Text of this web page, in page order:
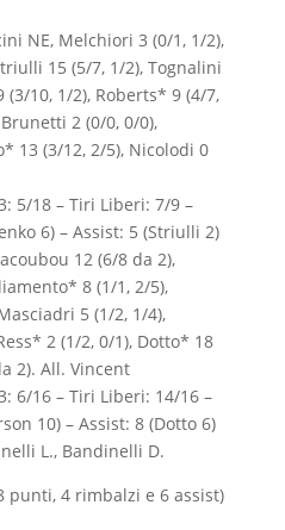
NE, Melchiori 3 (0/1, 1/2),
15 (5/7, 1/2), Tognalini
10, 1/2), Roberts* 9 (4/7,
2 (0/0, 0/0),
13 (3/12, 2/5), Nicolodi 0
5/18 – Tiri Liberi: 7/9 –
6) – Assist: 5 (Striulli 2)
12 (6/8 da 2),
8 (1/1, 2/5),
5 (1/2, 1/4),
2 (1/2, 0/1), Dotto* 18
2). All. Vincent
6/16 – Tiri Liberi: 14/16 –
10) – Assist: 8 (Dotto 6)
L., Bandinelli D.
punti, 4 rimbalzi e 6 assist)